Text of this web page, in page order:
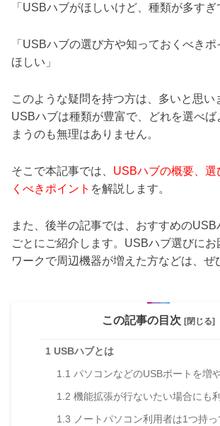
「USBハブがほしいけど、種類が多すぎ
「USBハブの選び方や知っておくべき
ほしい」
このような疑問を持つ方は、多いと思い
USBハブは種類が豊富で、どれを選べば
まうのも無理はありません。
そこで本記事では、 USBハブの概要、選
くべきポイント を解説します。
また、後半の記事では、おすすめのUSB
ごとにご紹介します。USBハブ選びにお
ワークで周辺機器が増えた方などは、ぜ
この記事の目次 [閉じる]
1 USBハブとは
1.1 パソコンなどのUSBポートを増
1.2 機能拡張が行ないたい場合にも
1.3 ノートパソコン利用者は1つ持